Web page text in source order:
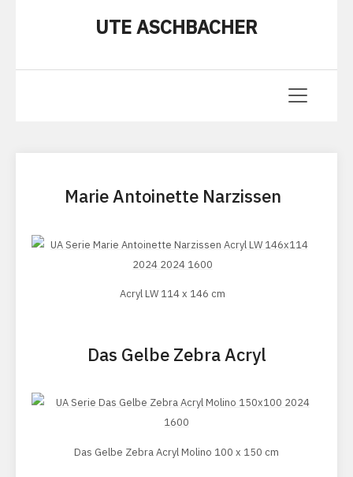
UTE ASCHBACHER
Marie Antoinette Narzissen
Acryl LW 114 x 146 cm
Das Gelbe Zebra Acryl
Das Gelbe Zebra Acryl Molino 100 x 150 cm